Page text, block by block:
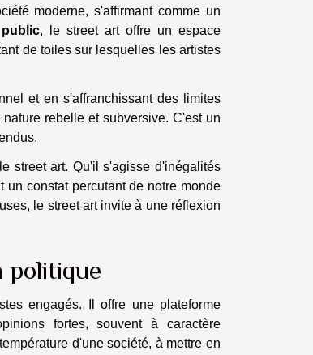
moderne, s'affirmant comme un
, le street art offre un espace
de toiles sur lesquelles les artistes
et en s'affranchissant des limites
rebelle et subversive. C'est un
street art. Qu'il s'agisse d'inégalités
constat percutant de notre monde
le street art invite à une réflexion
politique
engagés. Il offre une plateforme
fortes, souvent à caractère
d'une société, à mettre en